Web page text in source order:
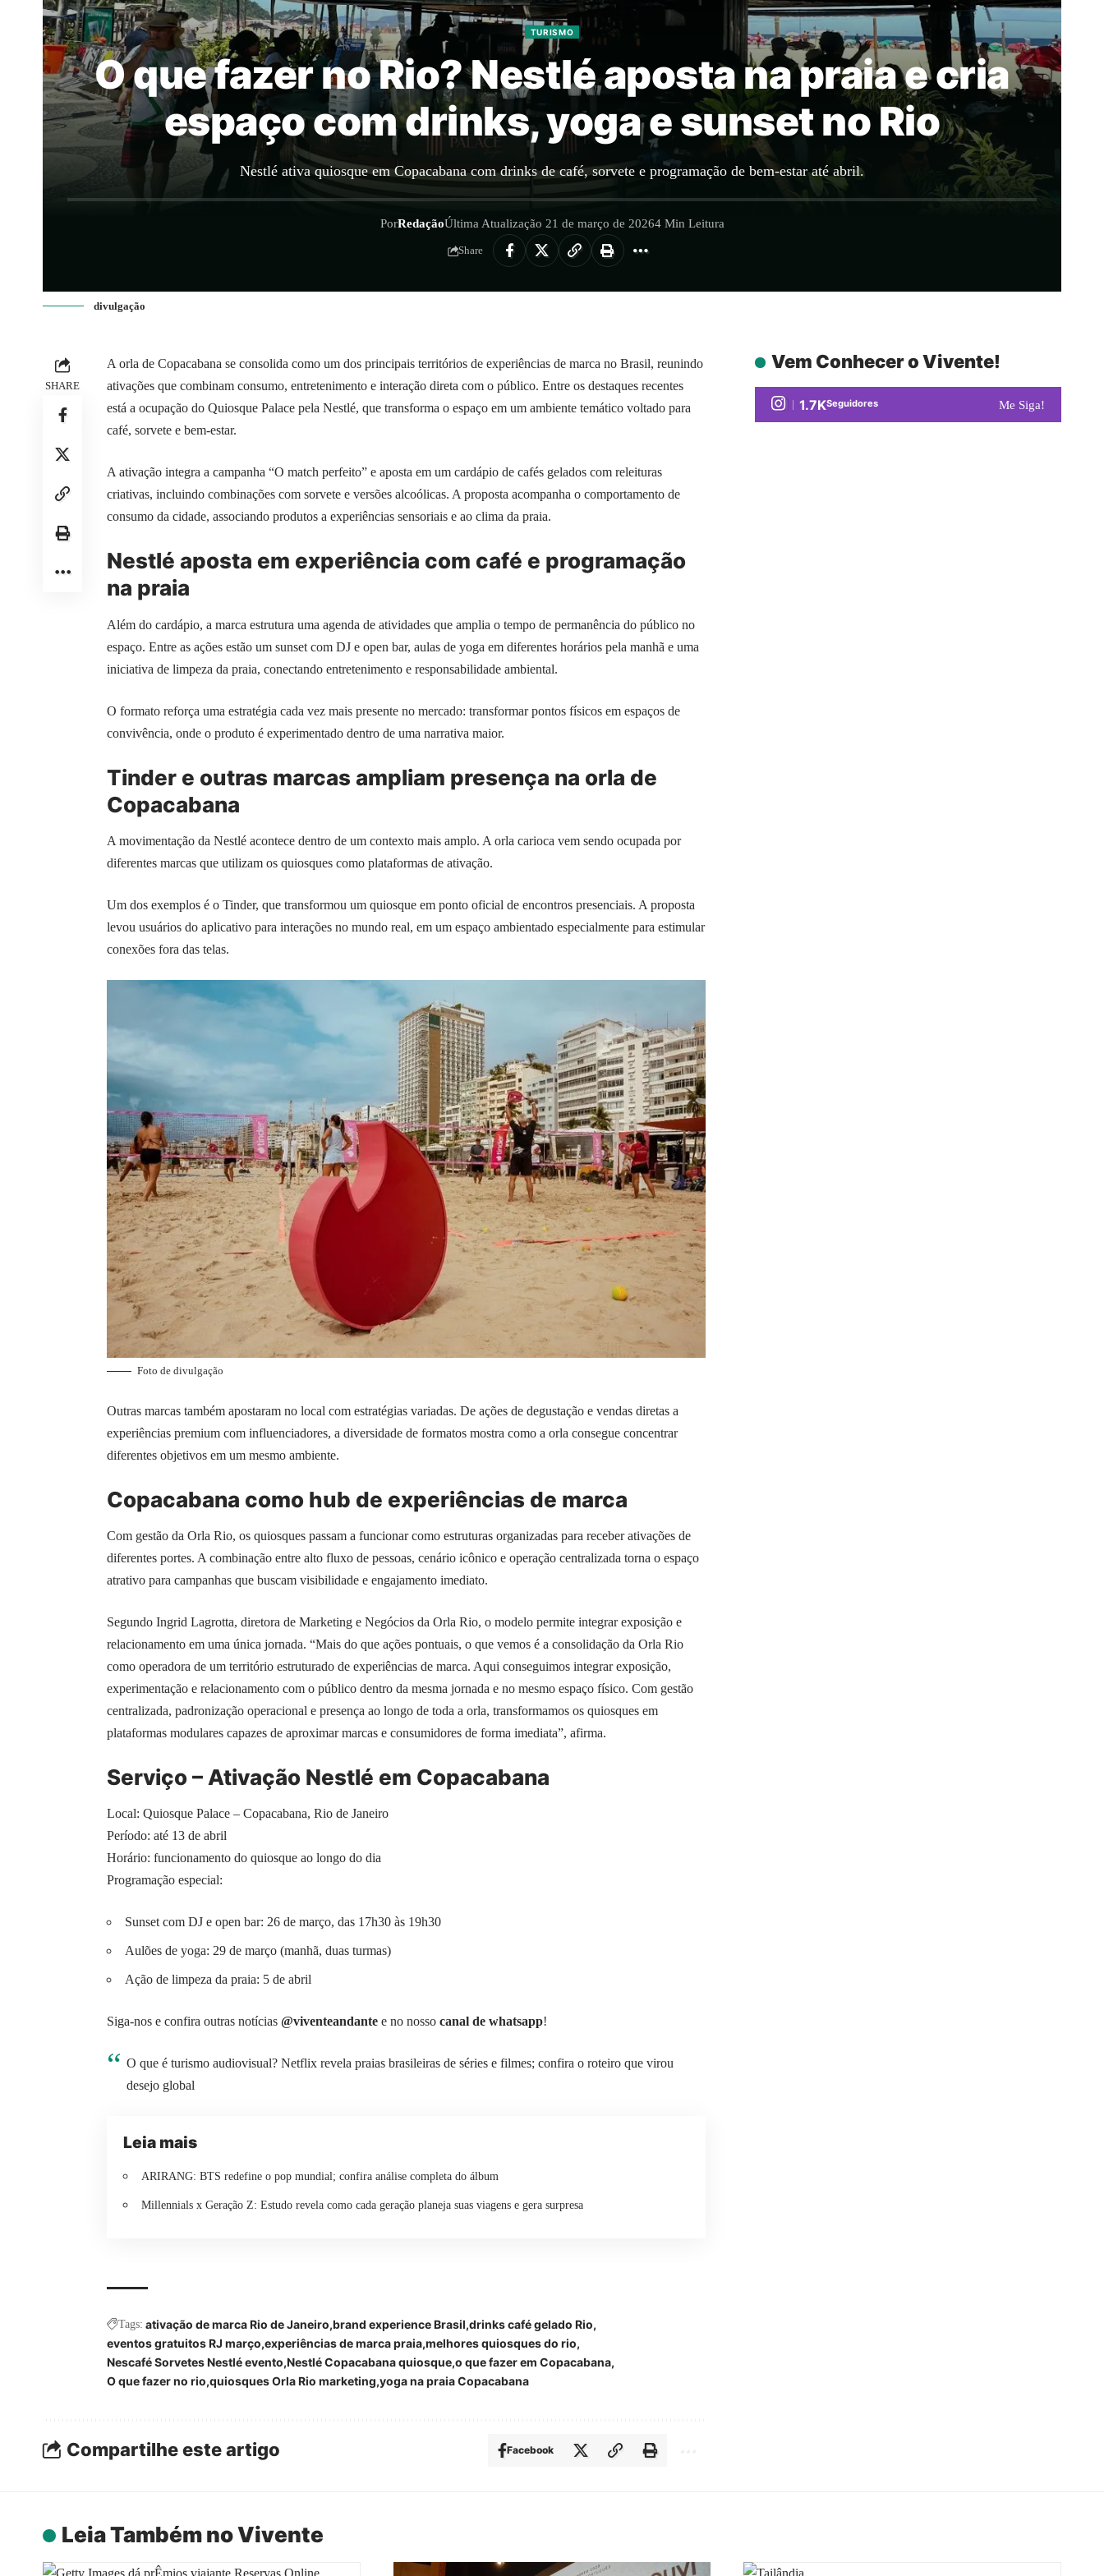
TURISMO
O que fazer no Rio? Nestlé aposta na praia e cria
espaço com drinks, yoga e sunset no Rio
Nestlé ativa quiosque em Copacabana com drinks de café, sorvete e programação de bem-estar até abril.
PorRedaçãoÚltima Atualização 21 de março de 20264 Min Leitura
Share
divulgação
SHARE
A orla de Copacabana se consolida como um dos principais territórios de experiências de marca no Brasil, reunindo
ativações que combinam consumo, entretenimento e interação direta com o público. Entre os destaques recentes
está a ocupação do Quiosque Palace pela Nestlé, que transforma o espaço em um ambiente temático voltado para
café, sorvete e bem-estar.
A ativação integra a campanha “O match perfeito” e aposta em um cardápio de cafés gelados com releituras
criativas, incluindo combinações com sorvete e versões alcoólicas. A proposta acompanha o comportamento de
consumo da cidade, associando produtos a experiências sensoriais e ao clima da praia.
Nestlé aposta em experiência com café e programação
na praia
Além do cardápio, a marca estrutura uma agenda de atividades que amplia o tempo de permanência do público no
espaço. Entre as ações estão um sunset com DJ e open bar, aulas de yoga em diferentes horários pela manhã e uma
iniciativa de limpeza da praia, conectando entretenimento e responsabilidade ambiental.
O formato reforça uma estratégia cada vez mais presente no mercado: transformar pontos físicos em espaços de
convivência, onde o produto é experimentado dentro de uma narrativa maior.
Tinder e outras marcas ampliam presença na orla de
Copacabana
A movimentação da Nestlé acontece dentro de um contexto mais amplo. A orla carioca vem sendo ocupada por
diferentes marcas que utilizam os quiosques como plataformas de ativação.
Um dos exemplos é o Tinder, que transformou um quiosque em ponto oficial de encontros presenciais. A proposta
levou usuários do aplicativo para interações no mundo real, em um espaço ambientado especialmente para estimular
conexões fora das telas.
Foto de divulgação
Outras marcas também apostaram no local com estratégias variadas. De ações de degustação e vendas diretas a
experiências premium com influenciadores, a diversidade de formatos mostra como a orla consegue concentrar
diferentes objetivos em um mesmo ambiente.
Copacabana como hub de experiências de marca
Com gestão da Orla Rio, os quiosques passam a funcionar como estruturas organizadas para receber ativações de
diferentes portes. A combinação entre alto fluxo de pessoas, cenário icônico e operação centralizada torna o espaço
atrativo para campanhas que buscam visibilidade e engajamento imediato.
Segundo Ingrid Lagrotta, diretora de Marketing e Negócios da Orla Rio, o modelo permite integrar exposição e
relacionamento em uma única jornada. “Mais do que ações pontuais, o que vemos é a consolidação da Orla Rio
como operadora de um território estruturado de experiências de marca. Aqui conseguimos integrar exposição,
experimentação e relacionamento com o público dentro da mesma jornada e no mesmo espaço físico. Com gestão
centralizada, padronização operacional e presença ao longo de toda a orla, transformamos os quiosques em
plataformas modulares capazes de aproximar marcas e consumidores de forma imediata”, afirma.
Serviço – Ativação Nestlé em Copacabana
Local: Quiosque Palace – Copacabana, Rio de Janeiro
Período: até 13 de abril
Horário: funcionamento do quiosque ao longo do dia
Programação especial:
Sunset com DJ e open bar: 26 de março, das 17h30 às 19h30
Aulões de yoga: 29 de março (manhã, duas turmas)
Ação de limpeza da praia: 5 de abril
Siga-nos e confira outras notícias @viventeandante e no nosso canal de whatsapp!
O que é turismo audiovisual? Netflix revela praias brasileiras de séries e filmes; confira o roteiro que virou
desejo global
Leia mais
ARIRANG: BTS redefine o pop mundial; confira análise completa do álbum
Millennials x Geração Z: Estudo revela como cada geração planeja suas viagens e gera surpresa
Tags: ativação de marca Rio de Janeiro brand experience Brasil drinks café gelado Rio
eventos gratuitos RJ março experiências de marca praia melhores quiosques do rio
Nescafé Sorvetes Nestlé evento Nestlé Copacabana quiosque o que fazer em Copacabana
O que fazer no rio quiosques Orla Rio marketing yoga na praia Copacabana
Compartilhe este artigo Facebook
Vem Conhecer o Vivente!
1.7KSeguidores Me Siga!
Leia Também no Vivente